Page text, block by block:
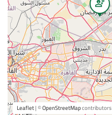
Leaflet| ©OpenStreetMapcontributors